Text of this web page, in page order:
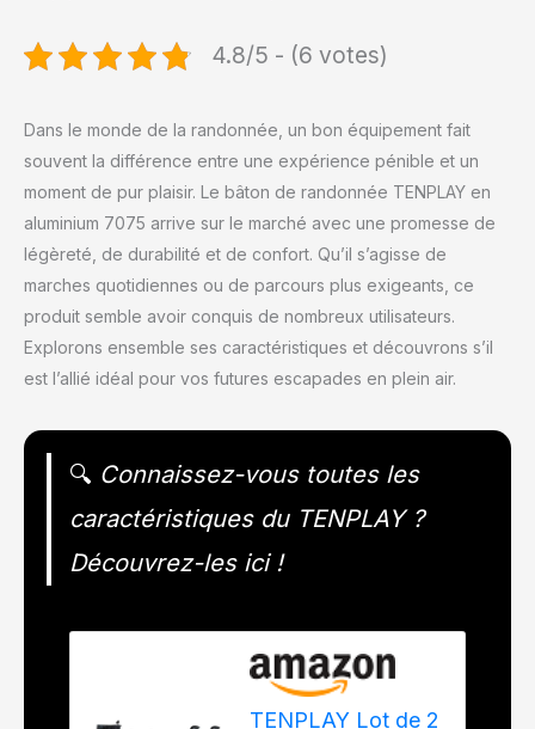
4.8/5 - (6 votes)
Dans le monde de la randonnée, un bon équipement fait
souvent la différence entre une expérience pénible et un
moment de pur plaisir. Le bâton de randonnée TENPLAY en
aluminium 7075 arrive sur le marché avec une promesse de
légèreté, de durabilité et de confort. Qu’il s’agisse de
marches quotidiennes ou de parcours plus exigeants, ce
produit semble avoir conquis de nombreux utilisateurs.
Explorons ensemble ses caractéristiques et découvrons s’il
est l’allié idéal pour vos futures escapades en plein air.
🔍 Connaissez-vous toutes les
caractéristiques du TENPLAY ?
Découvrez-les ici !
TENPLAY Lot de 2